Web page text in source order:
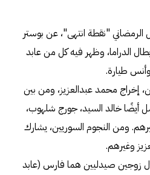
"نقطة انتهى"، عن بوستر
الدراما، وظهر فيه كل من عابد
طيارة.
محمد عبدالعزيز، ومن بين
أيضًا خالد السيد، جورج شلهوب،
ومن النجوم السوريين، يشارك
وغيرهم.
زوجين صيدليين هما فارس (عابد